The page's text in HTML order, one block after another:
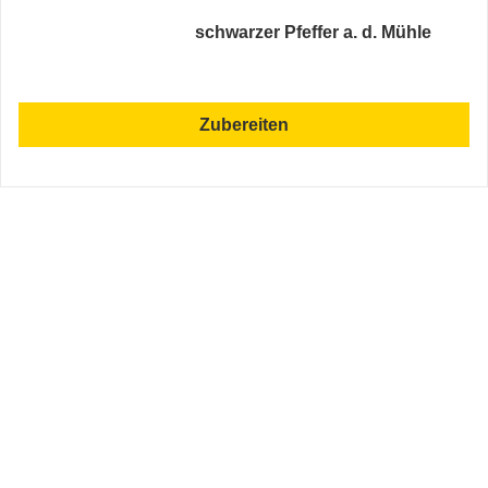
schwarzer Pfeffer a. d. Mühle
Zubereiten